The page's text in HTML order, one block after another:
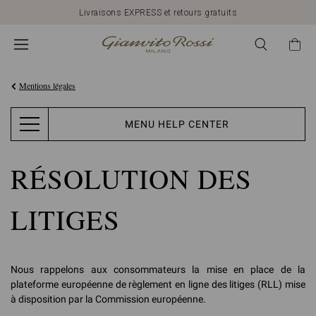
Livraisons EXPRESS et retours gratuits
Mentions légales
MENU HELP CENTER
RÉSOLUTION DES
LITIGES
Nous rappelons aux consommateurs la mise en place de la
plateforme européenne de règlement en ligne des litiges (RLL) mise
à disposition par la Commission européenne.